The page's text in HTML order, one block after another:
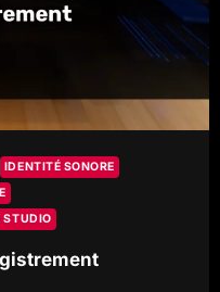
IDENTITÉ SONORE
STUDIO